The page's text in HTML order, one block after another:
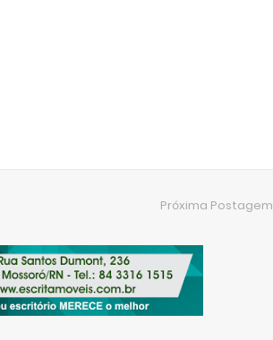
Próxima Postagem